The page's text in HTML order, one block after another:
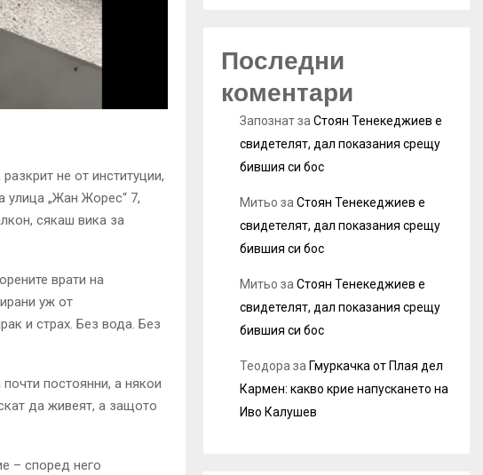
не от институции,
улица „Жан Жорес“ 7,
сякаш вика за
врати на
уж от
и страх. Без вода. Без
постоянни, а някои
да живеят, а защото
– според него
Последни
коментари
Запознатза Стоян Тенекеджиев е
свидетелят, дал показания срещу
бившия си бос
Митьо за Стоян Тенекеджиев е
свидетелят, дал показания срещу
бившия си бос
Митьо за Стоян Тенекеджиев е
свидетелят, дал показания срещу
бившия си бос
Теодора за Гмуркачка от Плая дел
Кармен: какво крие напускането на
Иво Калушев